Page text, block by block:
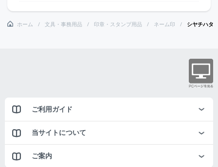
ホーム 文具・事務用品 印章・スタンプ用品 ネーム印 シヤチハ
ご利用ガイド
当サイトについて
ご案内